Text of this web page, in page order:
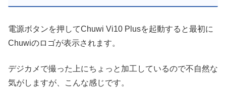
電源ボタンを押してChuwi Vi10 Plusを起動すると最初に
Chuwiのロゴが表示されます。
デジカメで撮った上にちょっと加工しているので不自然な
気がしますが、こんな感じです。